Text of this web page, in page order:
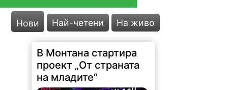
Нови Най-четени На живо
В Монтана стартира
проект „От страната
на младите“